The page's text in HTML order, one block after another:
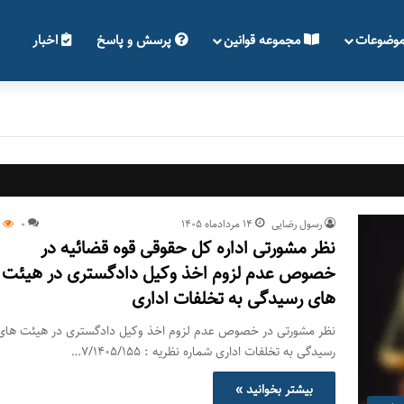
مجموعه قوانین پرسش و پاسخ اخبار
مغایر با آرای هیأت عمومی دیوان
در فرايند انتخاب مشاور
رسول رضایی ۱۴ مرداد‌ماه ۱۴۰۵ 0
نظر مشورتی اداره کل حقوقی قوه قضائیه در
خصوص عدم لزوم اخذ وکیل دادگستری در هیئت
های رسیدگی به تخلفات اداری
نظر مشورتی در خصوص عدم لزوم اخذ وکیل دادگستری در هیئت
رسیدگی به تخلفات اداری شماره نظریه : ۷/۱۴۰۵/۱۵۵…
بیشتر بخوانید »